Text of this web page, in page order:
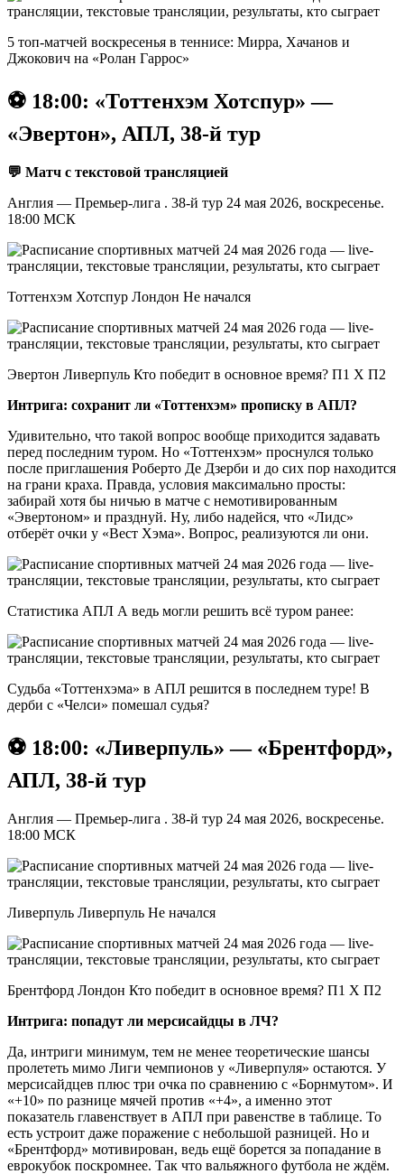
5 топ-матчей воскресенья в теннисе: Мирра, Хачанов и
Джокович на «Ролан Гаррос»
⚽️ 18:00: «Тоттенхэм Хотспур» —
«Эвертон», АПЛ, 38-й тур
💬 Матч с текстовой трансляцией
Англия — Премьер-лига . 38-й тур 24 мая 2026, воскресенье.
18:00 МСК
Тоттенхэм Хотспур Лондон Не начался
Эвертон Ливерпуль Кто победит в основное время? П1 X П2
Интрига: сохранит ли «Тоттенхэм» прописку в АПЛ?
Удивительно, что такой вопрос вообще приходится задавать
перед последним туром. Но «Тоттенхэм» проснулся только
после приглашения Роберто Де Дзерби и до сих пор находится
на грани краха. Правда, условия максимально просты:
забирай хотя бы ничью в матче с немотивированным
«Эвертоном» и празднуй. Ну, либо надейся, что «Лидс»
отберёт очки у «Вест Хэма». Вопрос, реализуются ли они.
Статистика АПЛ А ведь могли решить всё туром ранее:
Судьба «Тоттенхэма» в АПЛ решится в последнем туре! В
дерби с «Челси» помешал судья?
⚽️ 18:00: «Ливерпуль» — «Брентфорд»,
АПЛ, 38-й тур
Англия — Премьер-лига . 38-й тур 24 мая 2026, воскресенье.
18:00 МСК
Ливерпуль Ливерпуль Не начался
Брентфорд Лондон Кто победит в основное время? П1 X П2
Интрига: попадут ли мерсисайдцы в ЛЧ?
Да, интриги минимум, тем не менее теоретические шансы
пролететь мимо Лиги чемпионов у «Ливерпуля» остаются. У
мерсисайдцев плюс три очка по сравнению с «Борнмутом». И
«+10» по разнице мячей против «+4», а именно этот
показатель главенствует в АПЛ при равенстве в таблице. То
есть устроит даже поражение с небольшой разницей. Но и
«Брентфорд» мотивирован, ведь ещё борется за попадание в
еврокубок поскромнее. Так что вальяжного футбола не ждём.